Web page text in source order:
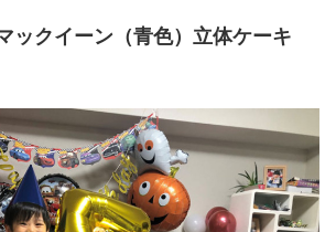
ックイーン（青色）立体ケーキ